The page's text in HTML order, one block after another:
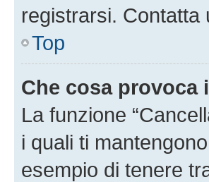
registrarsi.
Top
Che cosa provoca
La funzione
i quali ti
esempio di tenere